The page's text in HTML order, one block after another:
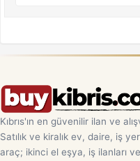
Kıbrıs'ın en güvenilir ilan ve
Satılık ve kiralık ev, daire, iş
araç; ikinci el eşya, iş ilanları